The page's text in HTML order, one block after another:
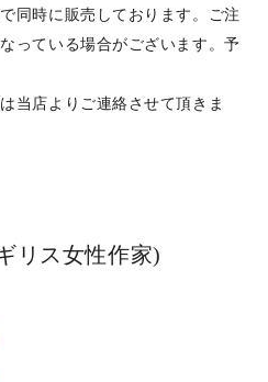
同時に販売しております。ご注
っている場合がございます。予
当店よりご連絡させて頂きま
リス女性作家)